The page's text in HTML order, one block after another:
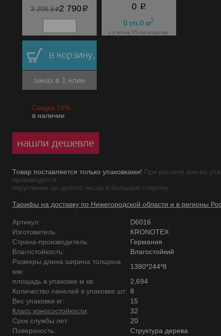
3 208.5p2 790p 0 p
0 уп.0 м2
с учётом 5% на подрезку
в корзину,
заказ в 1 клик
Скидка 15%
в наличии
нашли дешевле
Товар поставляется только упаковками! При расчете кол-ва
производится
округление до целого числа в большую сторону.
Тарифы на доставку по Нижегородской области и в регионы
Артикул:
D6016
Изготовитель:
KRONOTEX
Страна-производитель:
Германия
Влагостойкость:
Влагостойкий
Размеры длина ширина толщина
мм:
1380*244*8
площадь в упаковке м кв:
2,694
Количество панелей в упаковке шт: 8
Вес упаковки кг:
15
Класс износостойкости:
32
Срок службы лет:
20
Поверхность:
Структура дерева